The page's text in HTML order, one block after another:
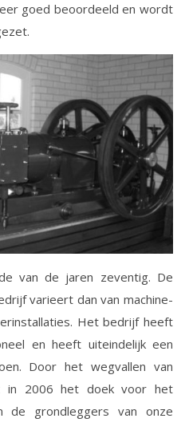
goed beoordeeld en wordt
van de jaren zeventig. De
varieert dan van machine-
Het bedrijf heeft
en heeft uiteindelijk een
Door het wegvallen van
in 2006 het doek voor het
grondleggers van onze